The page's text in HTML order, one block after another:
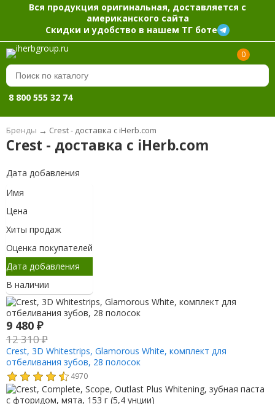
Вся продукция оригинальная, доставляется с
американского сайта
Скидки и удобство в нашем ТГ боте
0
8 800 555 32 74
Бренды → Crest - доставка с iHerb.com
Crest - доставка с iHerb.com
Дата добавления
Имя
Цена
Хиты продаж
Оценка покупателей
Дата добавления
В наличии
9 480 ₽
12 310₽
Crest, 3D Whitestrips, Glamorous White, комплект для
отбеливания зубов, 28 полосок
4970